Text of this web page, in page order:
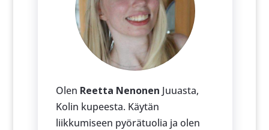
Olen Reetta Nenonen Juuasta,
Kolin kupeesta. Käytän
liikkumiseen pyörätuolia ja olen